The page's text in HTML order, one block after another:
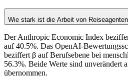
Wie stark ist die Arbeit von
Der Anthropic Economic Index
auf 40.5%. Das OpenAI-
beziffert β auf Berufsebene bei
56.3%. Beide Werte sind unverändert
übernommen.